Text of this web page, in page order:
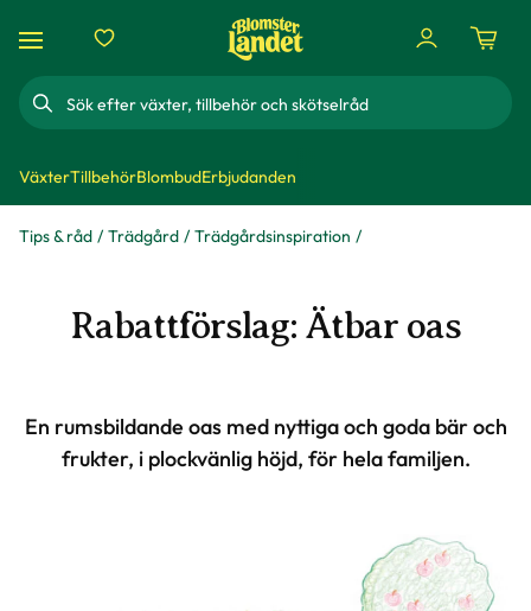
Sök
VäxterTillbehörBlombudErbjudanden
Tips & råd Trädgård Trädgårdsinspiration
Rabattförslag: Ätbar oas
En rumsbildande oas med nyttiga och goda bär och
frukter, i plockvänlig höjd, för hela familjen.